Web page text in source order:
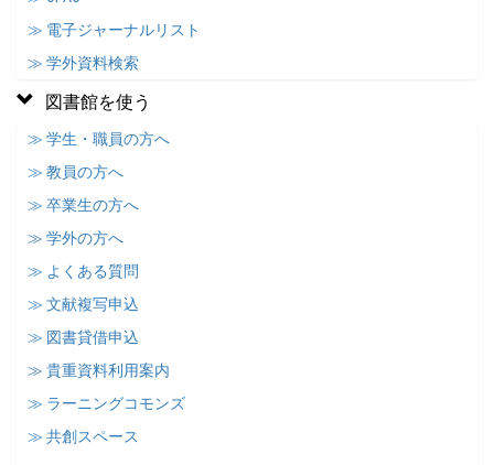
≫ 電子ジャーナルリスト
≫ 学外資料検索
図書館を使う
≫ 学生・職員の方へ
≫ 教員の方へ
≫ 卒業生の方へ
≫ 学外の方へ
≫ よくある質問
≫ 文献複写申込
≫ 図書貸借申込
≫ 貴重資料利用案内
≫ ラーニングコモンズ
≫ 共創スペース